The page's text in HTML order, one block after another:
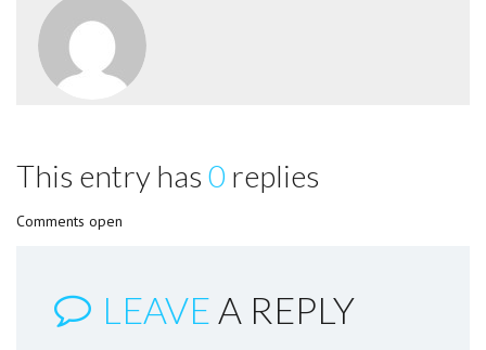
This entry has 0 replies
Comments open
LEAVE A REPLY